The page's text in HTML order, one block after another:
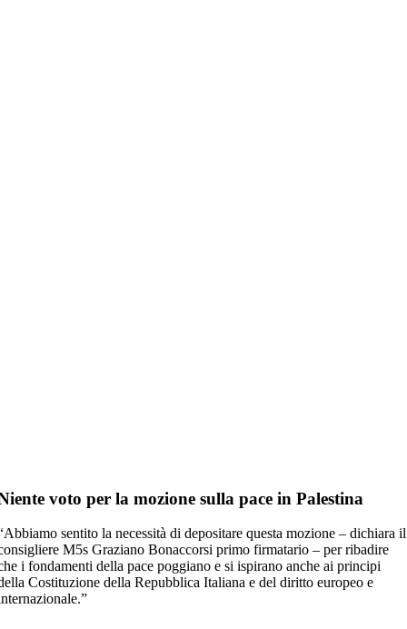
voto per la mozione sulla pace in Palestina
sentito la necessità di depositare questa mozione – dichiara il
M5s Graziano Bonaccorsi primo firmatario – per ribadire
i fondamenti della pace poggiano e si ispirano anche ai principi
Costituzione della Repubblica Italiana e del diritto europeo e